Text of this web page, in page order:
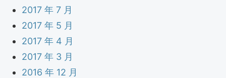
2017 年 7 月
2017 年 5 月
2017 年 4 月
2017 年 3 月
2016 年 12 月